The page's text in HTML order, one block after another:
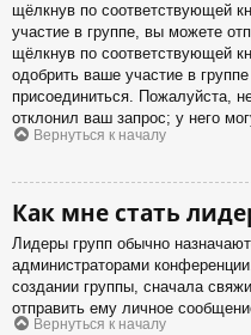
щёлкнув по соответствующей
участие в группе, вы можете
щёлкнув по соответствующей
одобрить ваше участие в
присоединиться. Пожалуйста,
отклонил ваш запрос; у него
Вернуться к началу
Как мне стать
Лидеры групп обычно
администраторами
создании группы, сначала
отправить ему личное
Вернуться к началу